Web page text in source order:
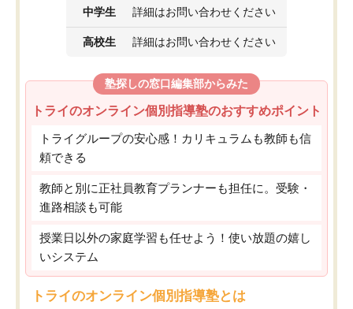
中学生 詳細はお問い合わせください
高校生 詳細はお問い合わせください
塾探しの窓口編集部からみた
トライのオンライン個別指導塾のおすすめポイント
トライグループの安心感！カリキュラムも教師も信
頼できる
教師と別に正社員教育プランナーも担任に。受験・
進路相談も可能
授業日以外の家庭学習も任せよう！使い放題の嬉し
いシステム
トライのオンライン個別指導塾とは